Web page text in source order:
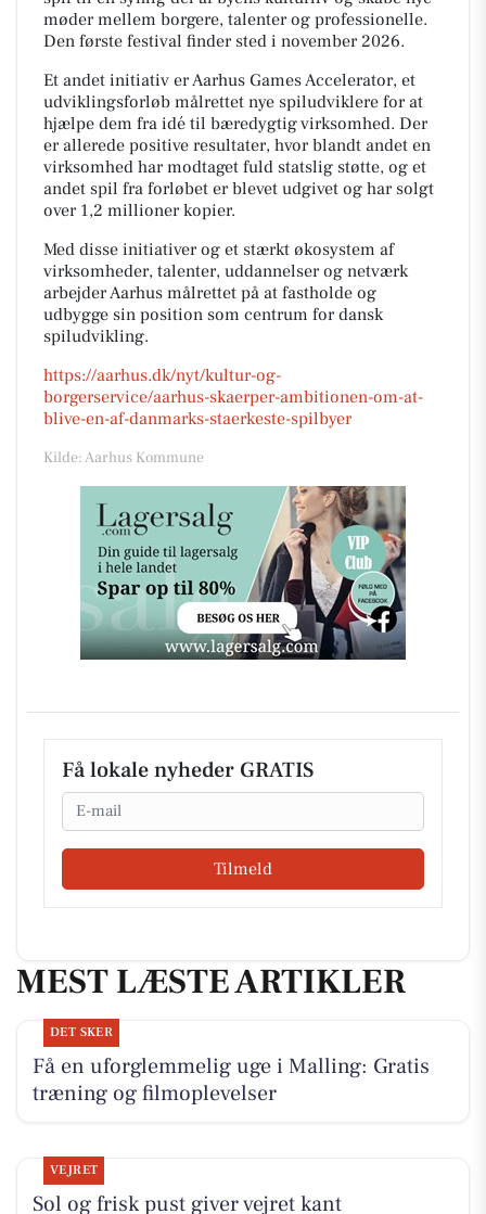
møder mellem borgere, talenter og professionelle.
Den første festival finder sted i november 2026.
Et andet initiativ er Aarhus Games Accelerator, et
udviklingsforløb målrettet nye spiludviklere for at
hjælpe dem fra idé til bæredygtig virksomhed. Der
er allerede positive resultater, hvor blandt andet en
virksomhed har modtaget fuld statslig støtte, og et
andet spil fra forløbet er blevet udgivet og har solgt
over 1,2 millioner kopier.
Med disse initiativer og et stærkt økosystem af
virksomheder, talenter, uddannelser og netværk
arbejder Aarhus målrettet på at fastholde og
udbygge sin position som centrum for dansk
spiludvikling.
https://aarhus.dk/nyt/kultur-og-
borgerservice/aarhus-skaerper-ambitionen-om-at-
blive-en-af-danmarks-staerkeste-spilbyer
Kilde: Aarhus Kommune
Få lokale nyheder GRATIS
Email
Tilmeld
MEST LÆSTE ARTIKLER
DET SKER
Få en uforglemmelig uge i Malling: Gratis
træning og filmoplevelser
VEJRET
Sol og frisk pust giver vejret kant